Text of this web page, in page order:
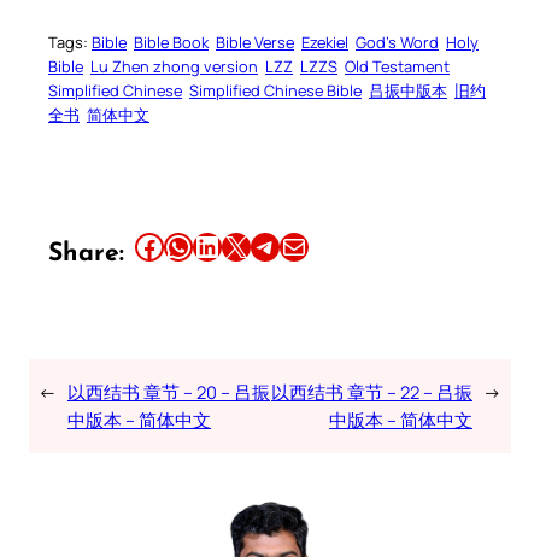
Tags: Bible Bible Book Bible Verse Ezekiel God’s Word Holy
Bible Lu Zhen zhong version LZZ LZZS Old Testament
Simplified Chinese Simplified Chinese Bible 吕振中版本 旧约
全书 简体中文
Share: Share this article on Facebook Share this article on WhatsApp Share this article on LinkedIn Share this article on X Share this article on TelegramEmail this Article
← 以西结书 章节 – 20 – 吕振
中版本 – 简体中文
以西结书 章节 – 22 – 吕振
中版本 – 简体中文
→